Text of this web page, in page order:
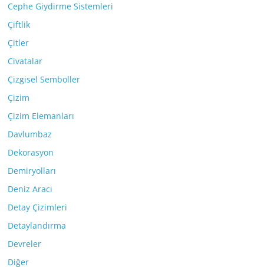
Cephe Giydirme Sistemleri
Çiftlik
Çitler
Civatalar
Çizgisel Semboller
Çizim
Çizim Elemanları
Davlumbaz
Dekorasyon
Demiryolları
Deniz Aracı
Detay Çizimleri
Detaylandırma
Devreler
Diğer